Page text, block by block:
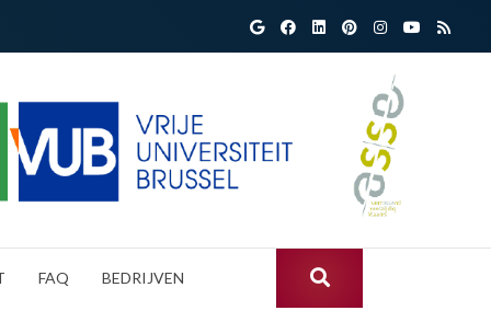
FAQ BEDRIJVEN